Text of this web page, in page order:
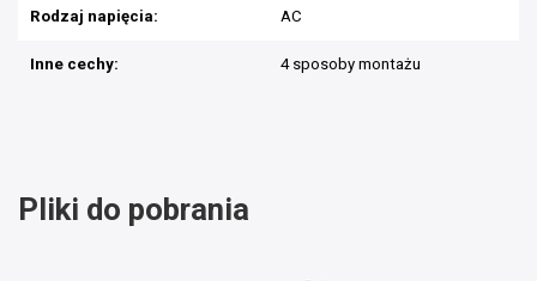
Rodzaj napięcia: AC
Inne cechy: 4 sposoby montażu
Pliki do pobrania